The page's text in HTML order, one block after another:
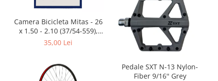
Schimbatoare viteze
Scule bicicleta
Camera Bicicleta Mitas - 26
x 1.50 - 2.10 (37/54-559),
FV47
35,00 Lei
Pedale SXT N-13 Nylon-
Fiber 9/16'' Grey